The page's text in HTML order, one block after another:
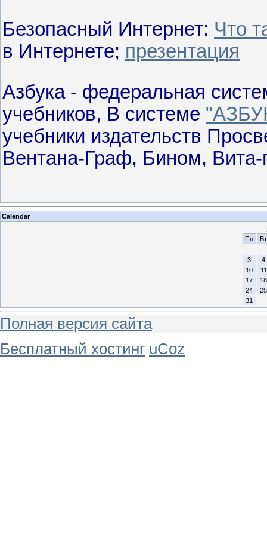
Безопасный Интернет: Что
в Интернете; презентация
Азбука - федеральная
учебников, В системе
учебники издательств
Вентана-Граф, Бином,
Calendar
Пн
Вт
3
4
10
11
17
18
24
25
31
Полная версия сайта
Бесплатный хостинг uCoz